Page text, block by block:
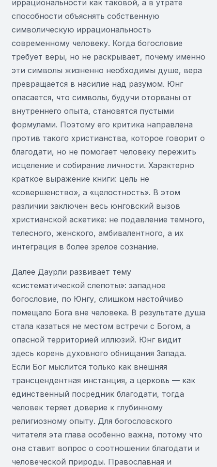
иррациональности как таковой, а в утрате
способности объяснять собственную
символическую иррациональность
современному человеку. Когда богословие
требует веры, но не раскрывает, почему именно
эти символы жизненно необходимы душе, вера
превращается в насилие над разумом. Юнг
опасается, что символы, будучи оторваны от
внутреннего опыта, становятся пустыми
формулами. Поэтому его критика направлена
против такого христианства, которое говорит о
благодати, но не помогает человеку пережить
исцеление и собирание личности. Характерно
краткое выражение книги: цель не
«совершенство», а «целостность». В этом
различии заключен весь юнговский вызов
христианской аскетике: не подавление темного,
телесного, женского, амбивалентного, а их
интеграция в более зрелое сознание.
Далее Даурли развивает тему
«систематической слепоты»: западное
богословие, по Юнгу, слишком настойчиво
помещало Бога вне человека. В результате душа
стала казаться не местом встречи с Богом, а
опасной территорией иллюзий. Юнг видит
здесь корень духовного обнищания Запада.
Если Бог мыслится только как внешняя
трансцендентная инстанция, а церковь — как
единственный посредник благодати, тогда
человек теряет доверие к глубинному
религиозному опыту. Для богословского
читателя эта глава особенно важна, потому что
она ставит вопрос о соотношении благодати и
человеческой природы. Православная и